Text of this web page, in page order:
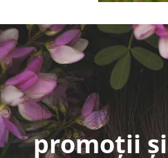
promoții